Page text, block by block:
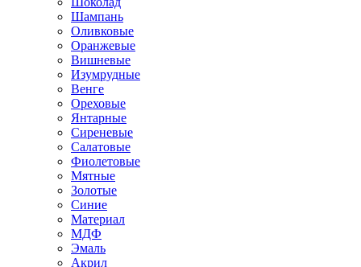
Шампань
Оливковые
Оранжевые
Вишневые
Изумрудные
Венге
Ореховые
Янтарные
Сиреневые
Салатовые
Фиолетовые
Мятные
Золотые
Синие
Материал
МДФ
Эмаль
Акрил